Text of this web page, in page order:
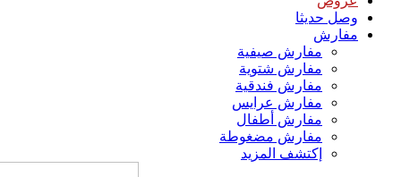
وصل حديثا
مفارش
مفارش صيفية
مفارش شتوية
مفارش فندقية
مفارش عرايس
مفارش أطفال
مفارش مضغوطة
إكتشف المزيد